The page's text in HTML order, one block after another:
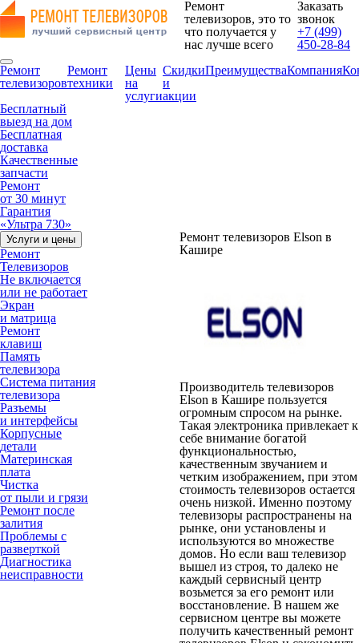
Ремонт
телевизоров, это то
что получается у
нас лучше всего
Заказать
звонок
+7 (499)
450-28-84
Ремонт
телевизоров
Ремонт
техники
Цены
на
услуги
Скидки
и
акции
ПреимуществаКомпания
Бесплатный
выезд на дом
Бесплатная
доставка
Качественные
запчасти
Ремонт
от 30 минут
Гарантия
«Ультра 730»
Услуги и цены
Ремонт
Телевизоров
Не включается
или не работает
Экран
и матрица
Ремонт
клавиш
Память
телевизора
Система питания
телевизора
Разъемы
и интерфейсы
Корпусные
детали
Материнская
плата
Чистка
от пыли и грязи
Ремонт после
залития
Проблемы с
разверткой
Диагностика
неисправности
Ремонт телевизоров Elson в
Кашире
Производитель телевизоров
Elson в Кашире пользуется
огромным спросом на рынке.
Такая электроника привлекает к
себе внимание богатой
функциональностью,
качественным звучанием и
четким изображением, при этом
стоимость телевизоров остается
очень низкой. Именно поэтому
телевизоры распространены на
рынке, они установлены и
используются во множестве
домов. Но если ваш телевизор
вышел из строя, то далеко не
каждый сервисный центр
возьмется за его ремонт или
восстановление. В нашем же
сервисном центре вы можете
получить качественный ремонт